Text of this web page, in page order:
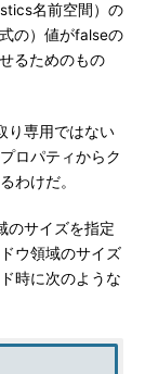
名前空間）の
の）値がfalseの
るためのもの
り専用ではない
ロパティからク
わけだ。
のサイズを指定
ウ領域のサイズ
時に次のような